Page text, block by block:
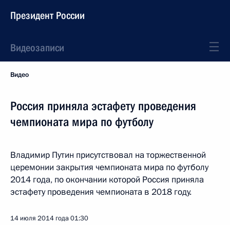
Президент России
Видеозаписи
Видео
Россия приняла эстафету проведения
чемпионата мира по футболу
Владимир Путин присутствовал на торжественной
церемонии закрытия чемпионата мира по футболу
2014 года, по окончании которой Россия приняла
эстафету проведения чемпионата в 2018 году.
14 июля 2014 года01:30